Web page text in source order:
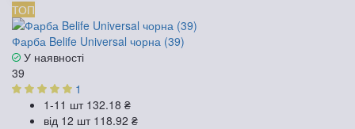
ТОП
Фарба Belife Universal чорна (39)
У наявності
39
1
1-11 шт 132.18 ₴
від 12 шт 118.92 ₴